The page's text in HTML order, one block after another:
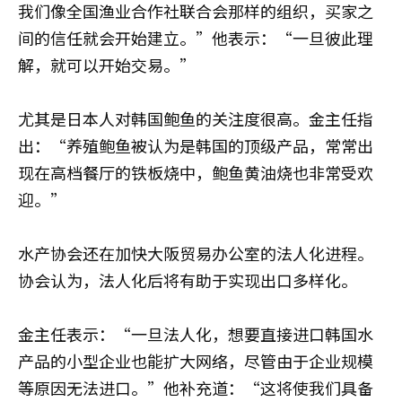
我们像全国渔业合作社联合会那样的组织，买家之
间的信任就会开始建立。”他表示：“一旦彼此理
解，就可以开始交易。”
尤其是日本人对韩国鲍鱼的关注度很高。金主任指
出：“养殖鲍鱼被认为是韩国的顶级产品，常常出
现在高档餐厅的铁板烧中，鲍鱼黄油烧也非常受欢
迎。”
水产协会还在加快大阪贸易办公室的法人化进程。
协会认为，法人化后将有助于实现出口多样化。
金主任表示：“一旦法人化，想要直接进口韩国水
产品的小型企业也能扩大网络，尽管由于企业规模
等原因无法进口。”他补充道：“这将使我们具备